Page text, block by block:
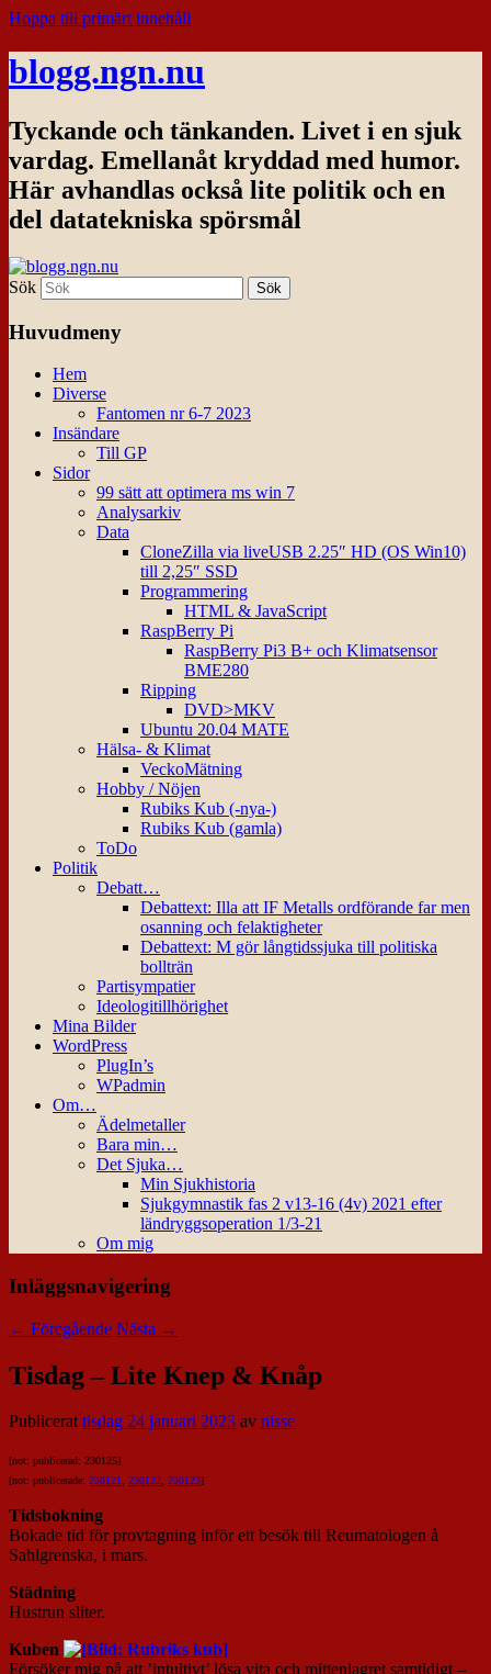
Hoppa till primärt innehåll
blogg.ngn.nu
Tyckande och tänkanden. Livet i en sjuk
vardag. Emellanåt kryddad med humor.
Här avhandlas också lite politik och en
del datatekniska spörsmål
Sök
Huvudmeny
Hem
Diverse
Fantomen nr 6-7 2023
Insändare
Till GP
Sidor
99 sätt att optimera ms win 7
Analysarkiv
Data
CloneZilla via liveUSB 2.25″ HD (OS Win10)
till 2,25″ SSD
Programmering
HTML & JavaScript
RaspBerry Pi
RaspBerry Pi3 B+ och Klimatsensor
BME280
Ripping
DVD>MKV
Ubuntu 20.04 MATE
Hälsa- & Klimat
VeckoMätning
Hobby / Nöjen
Rubiks Kub (-nya-)
Rubiks Kub (gamla)
ToDo
Politik
Debatt…
Debattext: Illa att IF Metalls ordförande far men
osanning och felaktigheter
Debattext: M gör långtidssjuka till politiska
bollträn
Partisympatier
Ideologitillhörighet
Mina Bilder
WordPress
PlugIn’s
WPadmin
Om…
Ädelmetaller
Bara min…
Det Sjuka…
Min Sjukhistoria
Sjukgymnastik fas 2 v13-16 (4v) 2021 efter
ländryggsoperation 1/3-21
Om mig
Inläggsnavigering
← Föregående Nästa →
Tisdag – Lite Knep & Knåp
Publicerattisdag 24 januari 2023 av nisse
[not: publicerad: 230125]
[not: publicerade: 230121, 230122, 230123]
Tidsbokning
Bokade tid för provtagning inför ett besök till Reumatologen å
Sahlgrenska, i mars.
Städning
Hustrun sliter.
Kuben
Försöker mig på att ’intuitivt’ lösa vita och mittenlagret samtidigt –